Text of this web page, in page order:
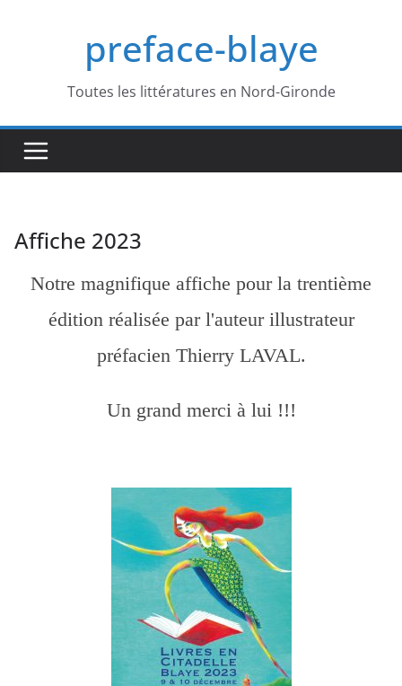
preface-blaye
Toutes les littératures en Nord-Gironde
Affiche 2023
Notre magnifique affiche pour la trentième
édition réalisée par l'auteur illustrateur
préfacien Thierry LAVAL.
Un grand merci à lui !!!